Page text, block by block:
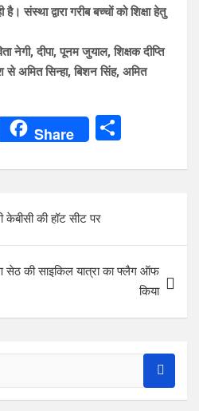
संस्था द्वारा गरीब बच्चों को शिक्षा हेतु
दीपा, पूनम जुयाल, शिक्षक दीप्ति
अमित सिन्हा, बिशन सिंह, अमित
es
Share
ar
की हॉट सीट पर
सेठ की साइकिल यात्रा का फ्लैग ऑफ
किया